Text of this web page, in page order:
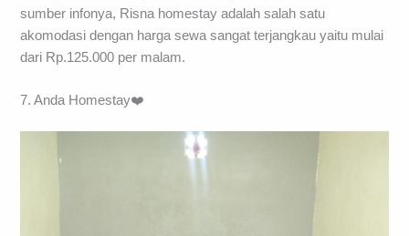
sumber infonya, Risna homestay adalah salah satu
akomodasi dengan harga sewa sangat terjangkau yaitu mulai
dari Rp.125.000 per malam.
7. Anda Homestay❤️